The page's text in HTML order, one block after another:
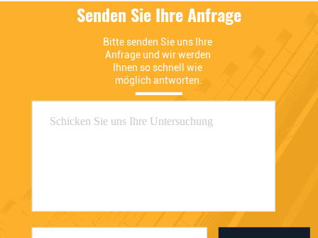
Senden Sie Ihre Anfrage
Bitte senden Sie uns Ihre
Anfrage und wir werden
Ihnen so schnell wie
möglich antworten.